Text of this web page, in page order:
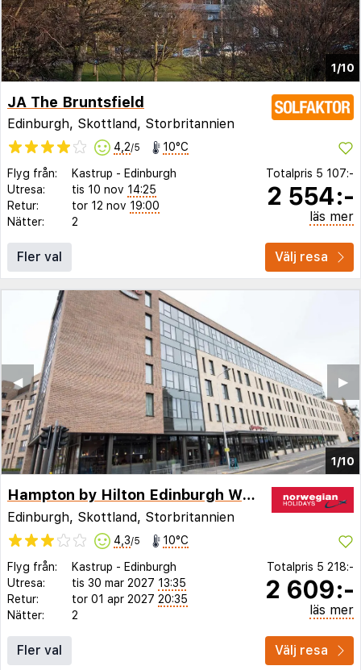
1/10
JA The Bruntsfield
Edinburgh, Skottland, Storbritannien
4,2/5 10°C
Flyg från: Kastrup - Edinburgh
Utresa:
tis 10 nov 14:25
Retur:
tor 12 nov 19:00
Nätter:
2
Totalpris 5 107:-
2 554:-
läs mer
Fler val Välj resa
1/10
▶︎
◀︎
Hampton by Hilton Edinburgh West End
Edinburgh, Skottland, Storbritannien
4,3/5 10°C
Flyg från: Kastrup - Edinburgh
Utresa:
tis 30 mar 2027 13:35
Retur:
tor 01 apr 2027 20:35
Nätter:
2
Totalpris 5 218:-
2 609:-
läs mer
Fler val Välj resa